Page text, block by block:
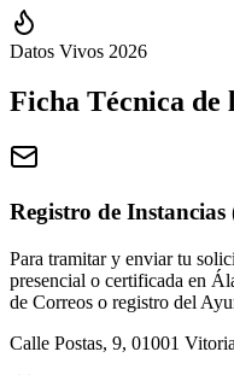
Datos Vivos 2026
Ficha Técnica de
Registro de
Para tramitar y enviar tu
presencial o certificada en
de Correos o registro del
Calle Postas, 9, 01001